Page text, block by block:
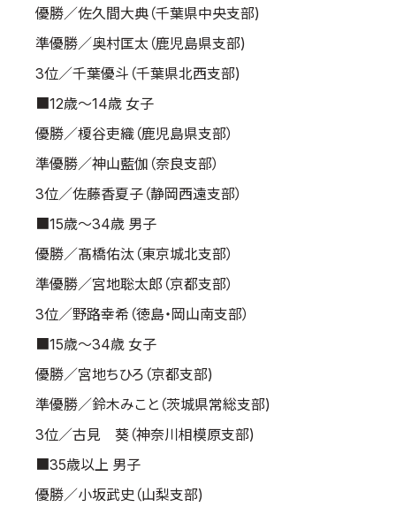
優勝／佐久間大典（千葉県中央支部)
準優勝／奥村匡太（鹿児島県支部)
3位／千葉優斗（千葉県北西支部)
■12歳～14歳 女子
優勝／榎谷吏織（鹿児島県支部）
準優勝／神山藍伽（奈良支部）
3位／佐藤香夏子（静岡西遠支部）
■15歳～34歳 男子
優勝／髙橋佑汰（東京城北支部）
準優勝／宮地聡太郎（京都支部）
3位／野路幸希（徳島・岡山南支部）
■15歳～34歳 女子
優勝／宮地ちひろ（京都支部)
準優勝／鈴木みこと（茨城県常総支部)
3位／古見 葵（神奈川相模原支部)
■35歳以上 男子
優勝／小坂武史（山梨支部)